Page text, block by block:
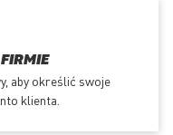
aby określić swoje
klienta.